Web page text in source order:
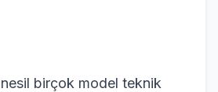
birçok model teknik